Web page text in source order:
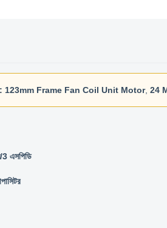
123mm Frame Fan Coil Unit Motor, 24
এসপিডি